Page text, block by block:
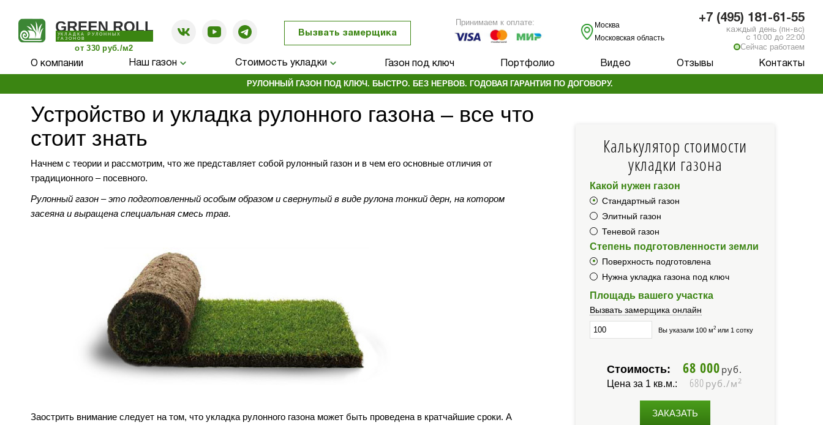
УКЛАДКА РУЛОННЫХ
ГАЗОНОВ
от 330 руб./м2
Вызвать замерщика
Принимаем к оплате:
Москва
Московская область
+7 (495) 181-61-55
каждый день (пн-вс)
с 10:00 до 22:00
Сейчас работаем
О компании Наш газон Стоимость укладки Газон под ключ Портфолио Видео Отзывы Контакты
РУЛОННЫЙ ГАЗОН ПОД КЛЮЧ. БЫСТРО. БЕЗ НЕРВОВ. ГОДОВАЯ ГАРАНТИЯ ПО ДОГОВОРУ.
Устройство и укладка рулонного газона – все что
стоит знать
Начнем с теории и рассмотрим, что же представляет собой рулонный газон и в чем его основные отличия от
традиционного – посевного.
Рулонный газон – это подготовленный особым образом и свернутый в виде рулона тонкий дерн, на котором
засеяна и выращена специальная смесь трав.
Заострить внимание следует на том, что укладка рулонного газона может быть проведена в кратчайшие сроки. А
Калькулятор стоимости
укладки газона
Какой нужен газон
Стандартный газон
Элитный газон
Теневой газон
Степень подготовленности земли
Поверхность подготовлена
Нужна укладка газона под ключ
Площадь вашего участка
Вызвать замерщика онлайн
Вы указали 100 м2 или 1 сотку
Стоимость: 68 000 руб.
Цена за 1 кв.м.: 680 руб./м2
ЗАКАЗАТЬ